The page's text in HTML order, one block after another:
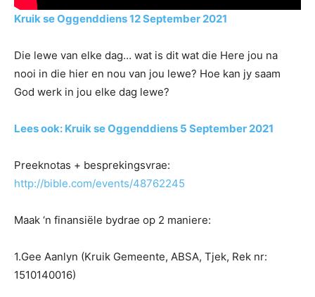
Kruik se Oggenddiens 12 September 2021
Die lewe van elke dag… wat is dit wat die Here jou na
nooi in die hier en nou van jou lewe? Hoe kan jy saam
God werk in jou elke dag lewe?
Lees ook: Kruik se Oggenddiens 5 September 2021
Preeknotas + besprekingsvrae:
http://bible.com/events/48762245
Maak ‘n finansiële bydrae op 2 maniere:
1.Gee Aanlyn (Kruik Gemeente, ABSA, Tjek, Rek nr:
1510140016)